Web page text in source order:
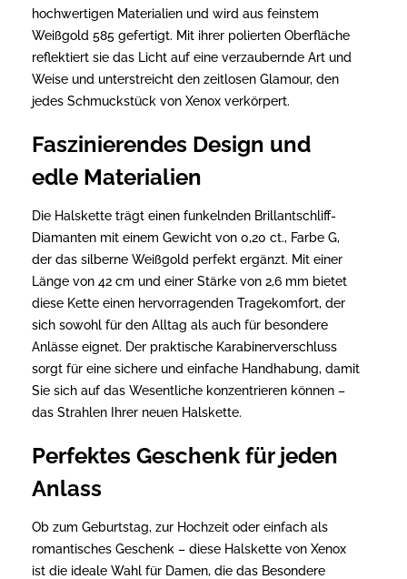
hochwertigen Materialien und wird aus feinstem
Weißgold 585 gefertigt. Mit ihrer polierten Oberfläche
reflektiert sie das Licht auf eine verzaubernde Art und
Weise und unterstreicht den zeitlosen Glamour, den
jedes Schmuckstück von Xenox verkörpert.
Faszinierendes Design und
edle Materialien
Die Halskette trägt einen funkelnden Brillantschliff-
Diamanten mit einem Gewicht von 0,20 ct., Farbe G,
der das silberne Weißgold perfekt ergänzt. Mit einer
Länge von 42 cm und einer Stärke von 2,6 mm bietet
diese Kette einen hervorragenden Tragekomfort, der
sich sowohl für den Alltag als auch für besondere
Anlässe eignet. Der praktische Karabinerverschluss
sorgt für eine sichere und einfache Handhabung, damit
Sie sich auf das Wesentliche konzentrieren können –
das Strahlen Ihrer neuen Halskette.
Perfektes Geschenk für jeden
Anlass
Ob zum Geburtstag, zur Hochzeit oder einfach als
romantisches Geschenk – diese Halskette von Xenox
ist die ideale Wahl für Damen, die das Besondere